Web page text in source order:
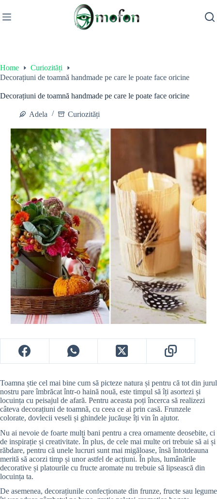
to
content
Home
Curiozități
Decorațiuni de toamnă handmade pe care le poate face oricine
Decorațiuni de toamnă handmade pe care le poate face oricine
Adela Curiozități
Toamna știe cel mai bine cum să picteze natura și pentru că tot din jurul
nostru pare îmbrăcat într-o haină nouă, este timpul să îți asortezi și
locuința cu peisajul de afară. Pentru aceasta poți încerca să realizezi
câteva decorațiuni de toamnă, cu ceea ce ai prin casă. Frunzele
colorate, dovlecii veseli și ghindele jucăușe îți vin în ajutor.
Nu ai nevoie de foarte mulți bani pentru a crea ornamente deosebite, ci
de inspirație și creativitate. În plus, de cele mai multe ori trebuie să ai și
răbdare, pentru că unele lucruri sunt mai migăloase, însă întotdeauna
merită să acorzi timp și unor astfel de acțiuni. În plus, lumânările
decorative și platourile cu fructe aromate nu trebuie să lipsească din
locuința ta.
De asemenea, decorațiunile confecționate din frunze, fructe sau legume